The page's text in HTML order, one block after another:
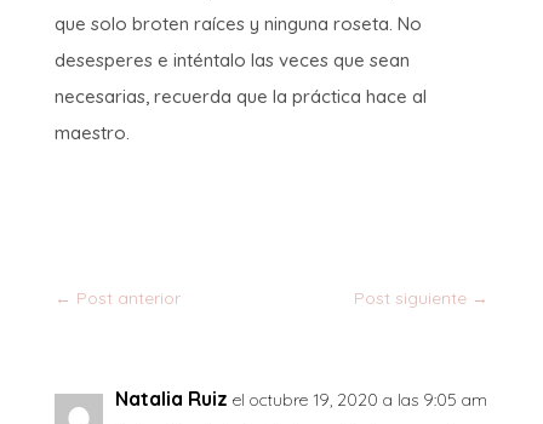
que solo broten raíces y ninguna roseta. No
desesperes e inténtalo las veces que sean
necesarias, recuerda que la práctica hace al
maestro.
← Post anterior Post siguiente →
Natalia Ruiz el octubre 19, 2020 a las 9:05 am